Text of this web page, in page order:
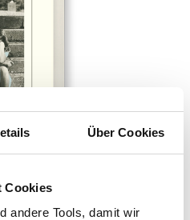
Über Cookies
Cookies
andere Tools, damit wir